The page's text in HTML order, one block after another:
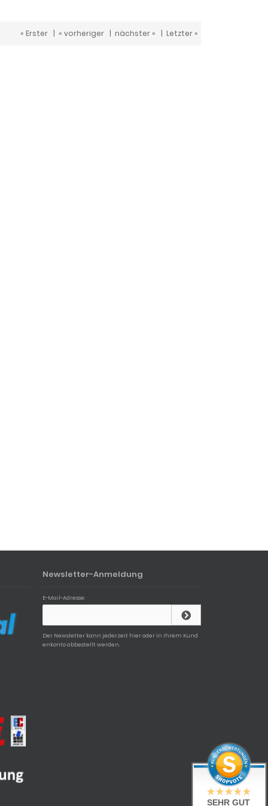
« Erster | « vorheriger | nächster » | Letzter »
Newsletter-Anmeldung
E-Mail-Adresse:
Der Newsletter kann jederzeit hier oder in Ihrem Kund
enkonto abbestellt werden.
SEHR GUT